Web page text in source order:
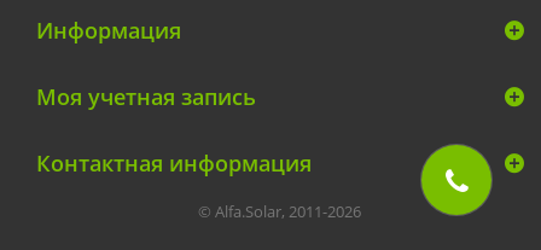
Информация
Моя учетная запись
Контактная информация
© Alfa.Solar, 2011-2026